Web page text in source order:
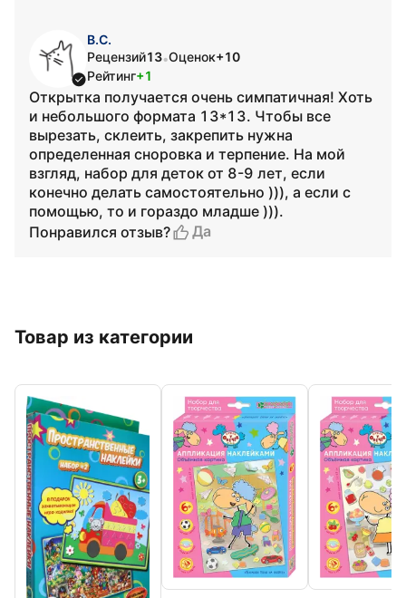
В.С.
Рецензий13•Оценок+10
Рейтинг+1
Открытка получается очень симпатичная! Хоть
и небольшого формата 13*13. Чтобы все
вырезать, склеить, закрепить нужна
определенная сноровка и терпение. На мой
взгляд, набор для деток от 8-9 лет, если
конечно делать самостоятельно ))), а если с
помощью, то и гораздо младше ))).
Понравился отзыв?
Да
Товар из категории